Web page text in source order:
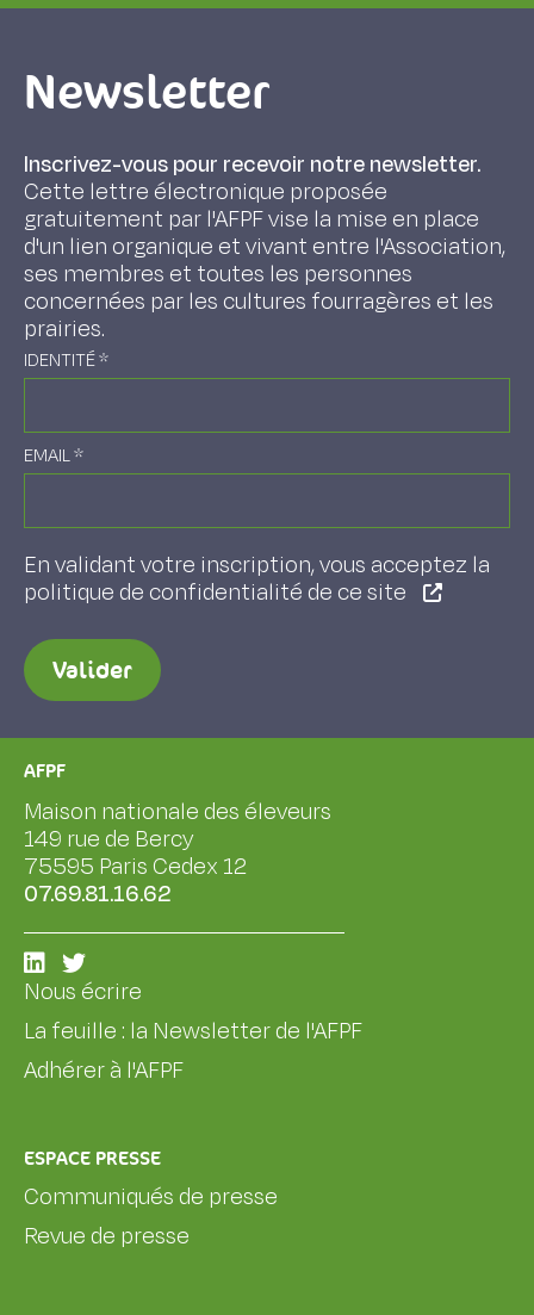
Newsletter
Inscrivez-vous pour recevoir notre newsletter.
Cette lettre électronique proposée
gratuitement par l'AFPF vise la mise en place
d'un lien organique et vivant entre l'Association,
ses membres et toutes les personnes
concernées par les cultures fourragères et les
prairies.
IDENTITÉ*
EMAIL*
En validant votre inscription, vous acceptez la
politique de confidentialité de ce site
Valider
AFPF
Maison nationale des éleveurs
149 rue de Bercy
75595 Paris Cedex 12
07.69.81.16.62
Nous écrire
La feuille : la Newsletter de l'AFPF
Adhérer à l'AFPF
ESPACE PRESSE
Communiqués de presse
Revue de presse